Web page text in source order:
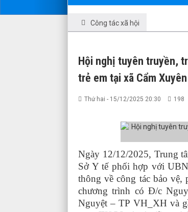
Công tác xã hội
Hội nghị tuyên truyền,
trẻ em tại xã Cẩm Xuyên
Thứ hai - 15/12/2025 20:30 198
Ngày 12/12/2025, Trung
Sở Y tế phối hợp với
thông về công tác bảo vệ,
chương trình có Đ/c
Nguyệt – TP VH_XH và